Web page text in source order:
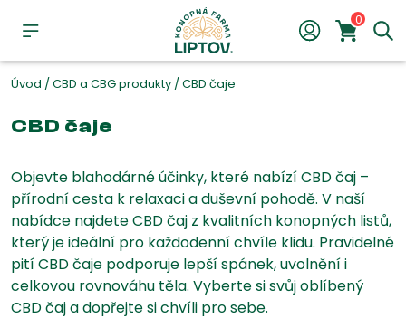
0
Úvod /CBD a CBG produkty /CBD čaje
CBD čaje
Objevte blahodárné účinky, které nabízí CBD čaj –
přírodní cesta k relaxaci a duševní pohodě. V naší
nabídce najdete CBD čaj z kvalitních konopných listů,
který je ideální pro každodenní chvíle klidu. Pravidelné
pití CBD čaje podporuje lepší spánek, uvolnění i
celkovou rovnováhu těla. Vyberte si svůj oblíbený
CBD čaj a dopřejte si chvíli pro sebe.